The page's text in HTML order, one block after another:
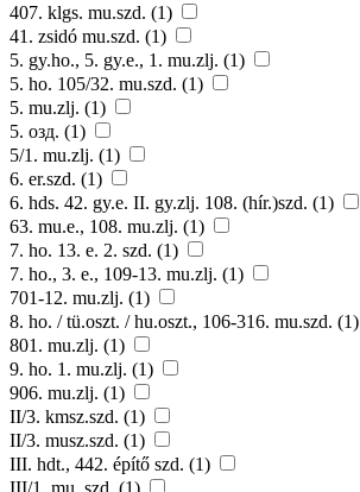
407. klgs. mu.szd. (1)
41. zsidó mu.szd. (1)
5. gy.ho., 5. gy.e., 1. mu.zlj. (1)
5. ho. 105/32. mu.szd. (1)
5. mu.zlj. (1)
5. озд. (1)
5/1. mu.zlj. (1)
6. er.szd. (1)
6. hds. 42. gy.e. II. gy.zlj. 108. (hír.)szd. (1)
63. mu.e., 108. mu.zlj. (1)
7. ho. 13. e. 2. szd. (1)
7. ho., 3. e., 109-13. mu.zlj. (1)
701-12. mu.zlj. (1)
8. ho. / tü.oszt. / hu.oszt., 106-316. mu.szd. (1)
801. mu.zlj. (1)
9. ho. 1. mu.zlj. (1)
906. mu.zlj. (1)
II/3. kmsz.szd. (1)
II/3. musz.szd. (1)
III. hdt., 442. építő szd. (1)
III/1. mu. szd. (1)